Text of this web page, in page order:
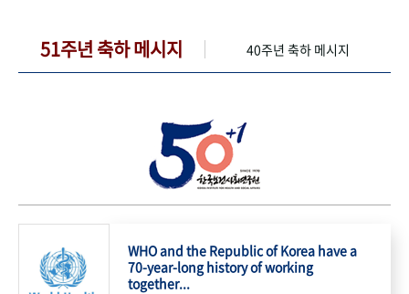
51주년 축하 메시지 40주년 축하 메시지
WHO and the Republic of Korea have a
70-year-long history of working
together...